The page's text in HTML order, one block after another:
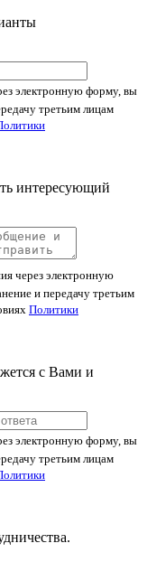
электронную форму, вы
третьим лицам
интересующий
через электронную
и передачу третьим
Политики
с Вами и
электронную форму, вы
третьим лицам